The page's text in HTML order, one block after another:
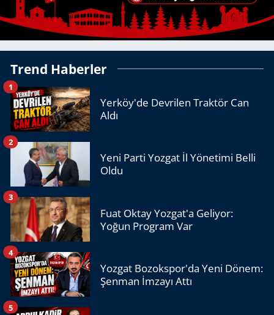
Trend Haberler
Yerköy'de Devrilen Traktör Can
Aldı
1
Yeni Parti Yozgat İl Yönetimi Belli
Oldu
2
Fuat Oktay Yozgat'a Geliyor:
Yoğun Program Var
3
Yozgat Bozokspor'da Yeni Dönem:
Şenman İmzayı Attı
4
5